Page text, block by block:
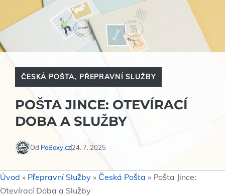
ČESKÁ POŠTA, PŘEPRAVNÍ SLUŽBY
POŠTA JINCE: OTEVÍRACÍ
DOBA A SLUŽBY
Od PoBoxy.cz24. 7. 2025
Úvod » Přepravní Služby » Česká Pošta » Pošta Jince:
Otevírací Doba a Služby